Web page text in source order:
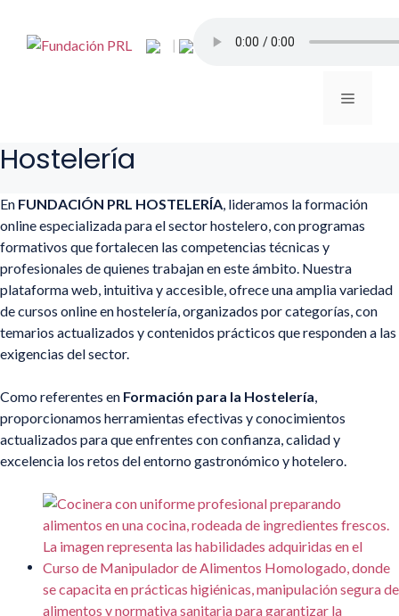
contenido
|
Menú
Hostelería
En FUNDACIÓN PRL HOSTELERÍA, lideramos la formación
online especializada para el sector hostelero, con programas
formativos que fortalecen las competencias técnicas y
profesionales de quienes trabajan en este ámbito. Nuestra
plataforma web, intuitiva y accesible, ofrece una amplia variedad
de cursos online en hostelería, organizados por categorías, con
temarios actualizados y contenidos prácticos que responden a las
exigencias del sector.
Como referentes en Formación para la Hostelería,
proporcionamos herramientas efectivas y conocimientos
actualizados para que enfrentes con confianza, calidad y
excelencia los retos del entorno gastronómico y hotelero.